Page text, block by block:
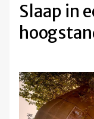
Slaap in